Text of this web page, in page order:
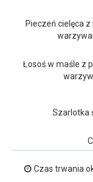
Pieczeń cielęca
Łosoś w maśle z
Szarlotka
Czas trwania